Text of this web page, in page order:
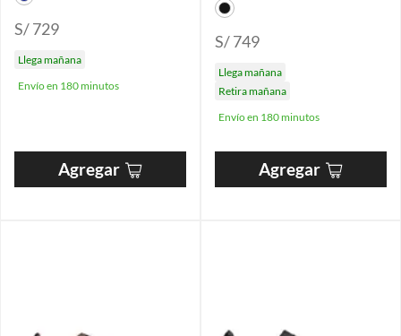
S/ 729
Llega mañana
Envío en 180 minutos
Agregar
S/ 749
Llega mañana
Retira mañana
Envío en 180 minutos
Agregar